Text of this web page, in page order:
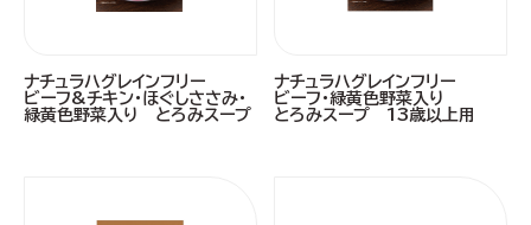
ナチュラハグレインフリー
ビーフ&チキン・ほぐしささみ・
緑黄色野菜入り とろみスープ
ナチュラハグレインフリー
ビーフ・緑黄色野菜入り
とろみスープ 13歳以上用